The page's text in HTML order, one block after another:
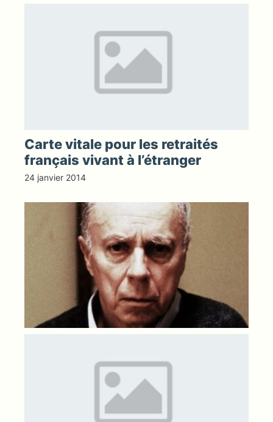
Carte vitale pour les retraités
français vivant à l’étranger
24 janvier 2014